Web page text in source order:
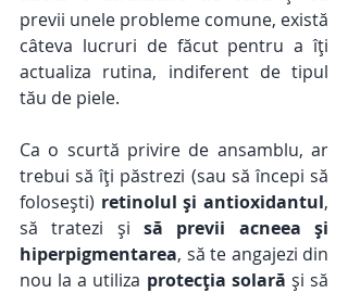
previi unele probleme comune, există
câteva lucruri de făcut pentru a îți
actualiza rutina, indiferent de tipul
tău de piele.
Ca o scurtă privire de ansamblu, ar
trebui să îți păstrezi (sau să începi să
folosești) retinolul și antioxidantul,
să tratezi și să previi acneea și
hiperpigmentarea, să te angajezi din
nou la a utiliza protecția solară și să